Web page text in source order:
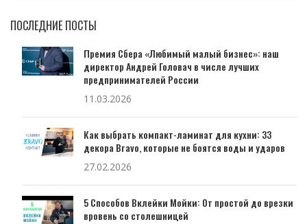
ПОСЛЕДНИЕ ПОСТЫ
Премия Сбера «Любимый малый бизнес»: наш
директор Андрей Головач в числе лучших
предпринимателей России
11.03.2026
Как выбрать компакт-ламинат для кухни: 33
декора Bravo, которые не боятся воды и ударов
27.02.2026
5 Способов Вклейки Мойки: От простой до врезки
вровень со столешницей